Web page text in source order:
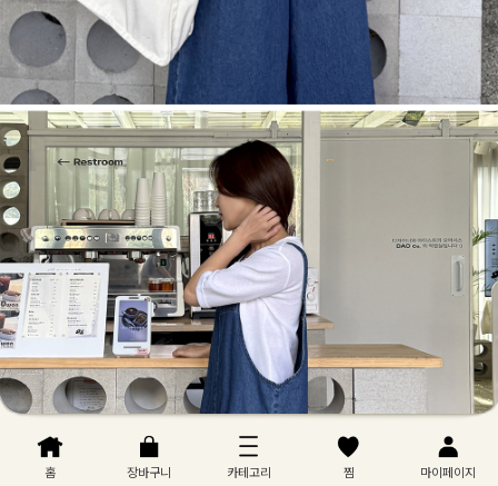
홈 장바구니 카테고리 찜 마이페이지